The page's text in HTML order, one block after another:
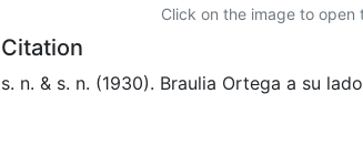
Click on the image to open
Citation
s. n. & s. n. (1930). Braulia Ortega a su